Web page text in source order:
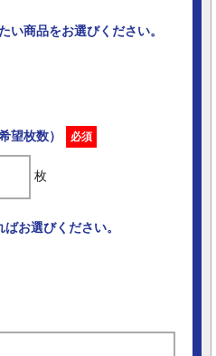
い商品をお選びください。
望枚数） 必須
枚
お選びください。